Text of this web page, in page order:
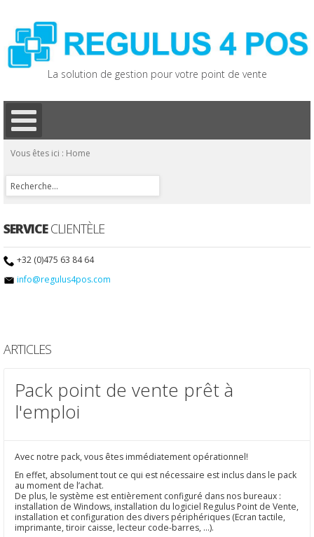
La solution de gestion pour votre point de vente
Vous êtes ici : Home
SERVICECLIENTÈLE
+32 (0)475 63 84 64
info@regulus4pos.com
ARTICLES
Pack point de vente prêt à
l'emploi
Avec notre pack, vous êtes immédiatement opérationnel!
En effet, absolument tout ce qui est nécessaire est inclus dans le pack
au moment de l’achat.
De plus, le système est entièrement configuré dans nos bureaux :
installation de Windows, installation du logiciel Regulus Point de Vente,
installation et configuration des divers périphériques (Ecran tactile,
imprimante, tiroir caisse, lecteur code-barres, ...).